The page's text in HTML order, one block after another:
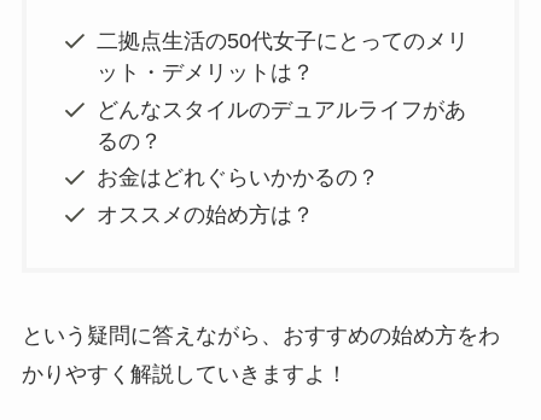
二拠点生活の50代女子にとってのメリ
ット・デメリットは？
どんなスタイルのデュアルライフがあ
るの？
お金はどれぐらいかかるの？
オススメの始め方は？
という疑問に答えながら、おすすめの始め方をわ
かりやすく解説していきますよ！